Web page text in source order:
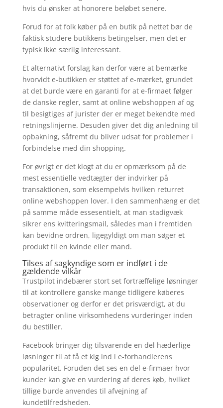
hvis du ønsker at honorere beløbet senere.
Forud for at folk køber på en butik på nettet bør de
faktisk studere butikkens betingelser, men det er
typisk ikke særlig interessant.
Et alternativt forslag kan derfor være at bemærke
hvorvidt e-butikken er støttet af e-mærket, grundet
at det burde være en garanti for at e-firmaet følger
de danske regler, samt at online webshoppen af og
til besigtiges af jurister der er meget bekendte med
retningslinjerne. Desuden giver det dig anledning til
opbakning, såfremt du bliver udsat for problemer i
forbindelse med din shopping.
For øvrigt er det klogt at du er opmærksom på de
mest essentielle vedtægter der indvirker på
transaktionen, som eksempelvis hvilken returret
online webshoppen lover. I den sammenhæng er det
på samme måde essesentielt, at man stadigvæk
sikrer ens kvitteringsmail, således man i fremtiden
kan bevidne ordren, ligegyldigt om man søger et
produkt til en kvinde eller mand.
Tilses af sagkyndige som er indført i de
gældende vilkår
Trustpilot indebærer stort set fortræffelige løsninger
til at kontrollere ganske mange tidligere køberes
observationer og derfor er det prisværdigt, at du
betragter online virksomhedens vurderinger inden
du bestiller.
Facebook bringer dig tilsvarende en del hæderlige
løsninger til at få et kig ind i e-forhandlerens
popularitet. Foruden det ses en del e-firmaer hvor
kunder kan give en vurdering af deres køb, hvilket
tillige burde anvendes til afvejning af
kundetilfredsheden.